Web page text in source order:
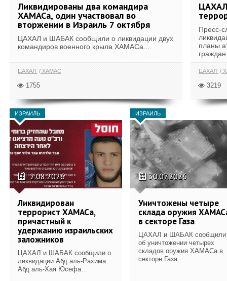
Ликвидированы два командира
ХАМАСа, один участвовал во
вторжении в Израиль 7 октября
ЦАХАЛ и ШАБАК сообщили о ликвидации двух
командиров военного крыла ХАМАСа...
ЦАХАЛ ХАМАС
1755
ЦАХАЛ
Пресс-
планы
ЦАХАЛ
3219
ИЗРАИЛЬ
2.08.2026
Ликвидирован
террорист ХАМАСа,
причастный к
удержанию израильских
заложников
ЦАХАЛ и ШАБАК сообщили о
ликвидации Абд аль-Рахима
Абд аль-Хая Юсефа...
ИЗРАИЛЬ
30.07.2026
Уничтожены четыре
склада оружия
в секторе Газа
ЦАХАЛ и ШАБАК сообщили
об уничтожении четырех
складов оружия ХАМАСа в
секторе Газа.